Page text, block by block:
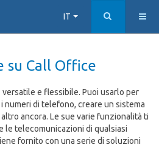
IT
su Call Office
e flessibile. Puoi usarlo per
numeri di telefono, creare un sistema
altro ancora. Le sue varie funzionalità ti
le telecomunicazioni di qualsiasi
fornito con una serie di soluzioni